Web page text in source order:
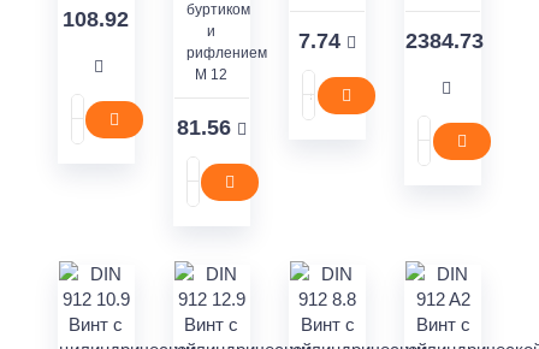
108.92
буртиком
и
рифлением
M 12
81.56
7.74 2384.73